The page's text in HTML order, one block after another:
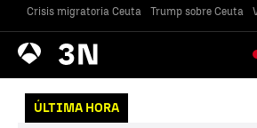
Crisis migratoria Ceuta Trump sobre Ceuta
Antena
3 Noticias
ÚLTIMA HORA